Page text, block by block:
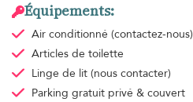
Équipements:
Air conditionné (contactez-nous)
Articles de toilette
Linge de lit (nous contacter)
Parking gratuit privé & couvert